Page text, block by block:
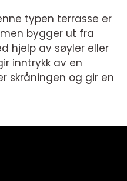
typen terrasse er
bygger ut fra
hjelp av søyler eller
inntrykk av en
skråningen og gir en